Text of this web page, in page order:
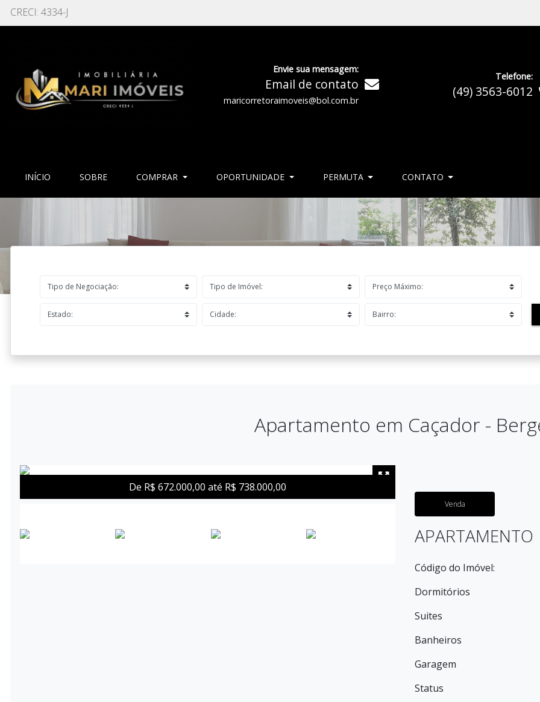
CRECI: 4334-J
Envie sua mensagem:
Email de contato
maricorretoraimoveis@bol.com.br
Telefone:
(49) 3563-6012
INÍCIO (CURRENT)SOBRE(CURRENT)COMPRAR OPORTUNIDADE PERMUTA CONTATO
Apartamento em Caçador -
De R$ 672.000,00 até R$ 738.000,00
Venda
APARTAMENTO
Código do Imóvel:
Dormitórios
Suites
Banheiros
Garagem
Status